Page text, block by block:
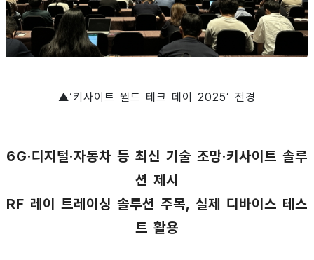
▲‘키사이트 월드 테크 데이 2025’ 전경
6G·디지털·자동차 등 최신 기술 조망·키사이트 솔루
션 제시
RF 레이 트레이싱 솔루션 주목, 실제 디바이스 테스
트 활용